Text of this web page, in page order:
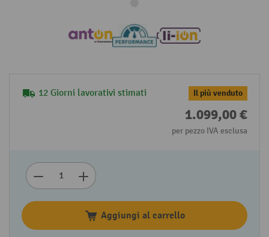
12 Giorni lavorativi stimati Il più venduto
1.099,00 €
per pezzo IVA esclusa
Aggiungi al carrello